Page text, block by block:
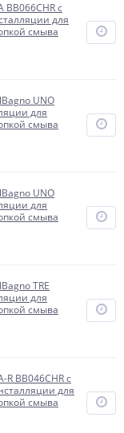
BB066CHR с
для
смыва
UNO
для
смыва
UNO
для
смыва
TRE
для
смыва
R BB046CHR с
для
смыва